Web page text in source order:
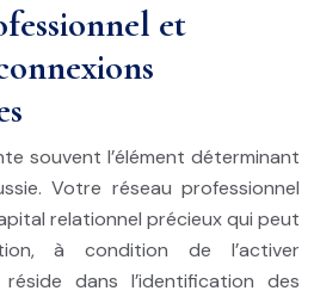
et
souvent l’élément déterminant
Votre réseau professionnel
relationnel précieux qui peut
à condition de l’activer
dans l’identification des